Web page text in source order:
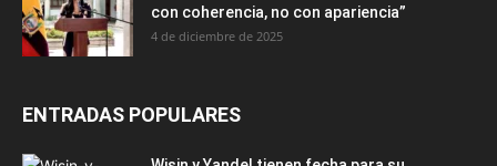
con coherencia, no con apariencia”
4 de diciembre de 2025
ENTRADAS POPULARES